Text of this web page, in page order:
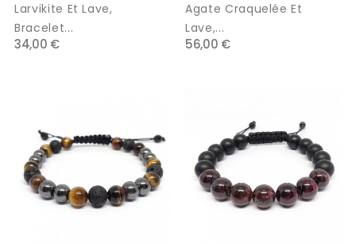
Larvikite Et Lave,
Bracelet...
34,00 €
Agate Craquelée Et
Lave,...
56,00 €